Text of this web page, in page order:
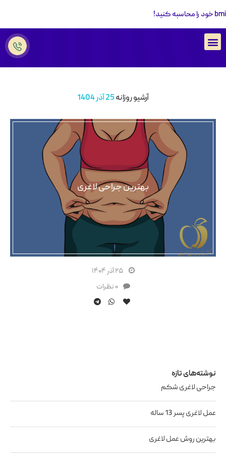
bmi خود را محاسبه کنید!
آرشیو روزانه25 آذر 1404
بهترین جراحی لاغری
۲۵ آذر ۱۴۰۴
۰ نظرات
نوشته‌های تازه
جراحی لاغری شکم
عمل لاغری پسر 13 ساله
بهترین روش عمل لاغری